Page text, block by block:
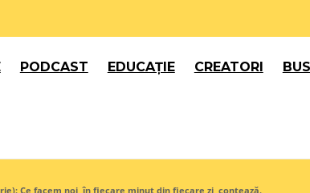
PODCAST EDUCAȚIE CREATORI
Ce facem noi, în fiecare minut din fiecare zi, contează.